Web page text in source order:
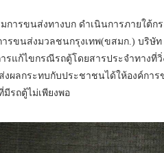
มการขนส่งทางบก ดำเนินการภายใต้ก
รขนส่งมวลชนกรุงเทพ(ขสมก.) บริษั
รแก้ไขกรณีรถตู้โดยสารประจำทาง
งผลกระทบกับประชาชนได้ให้องค์กา
รถตู้ไม่เพียงพอ